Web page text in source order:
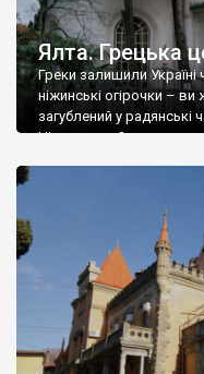
Ялта. Грецька
Греки залишили
ніжинські огірочки – ви
загублений у радянські
Ніжин греки?